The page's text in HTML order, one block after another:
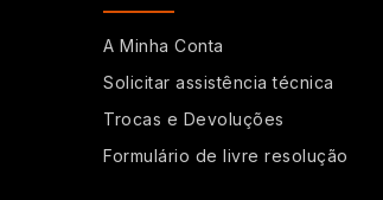
A Minha Conta
Solicitar assistência técnica
Trocas e Devoluções
Formulário de livre resolução